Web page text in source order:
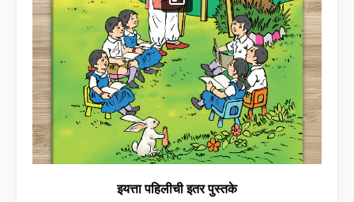
इयत्ता पहिलीची इतर पुस्तके